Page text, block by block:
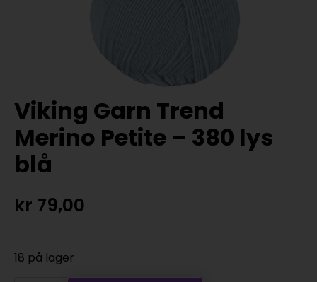
Viking Garn Trend
Merino Petite – 380 lys
blå
kr 79,00
18 på lager